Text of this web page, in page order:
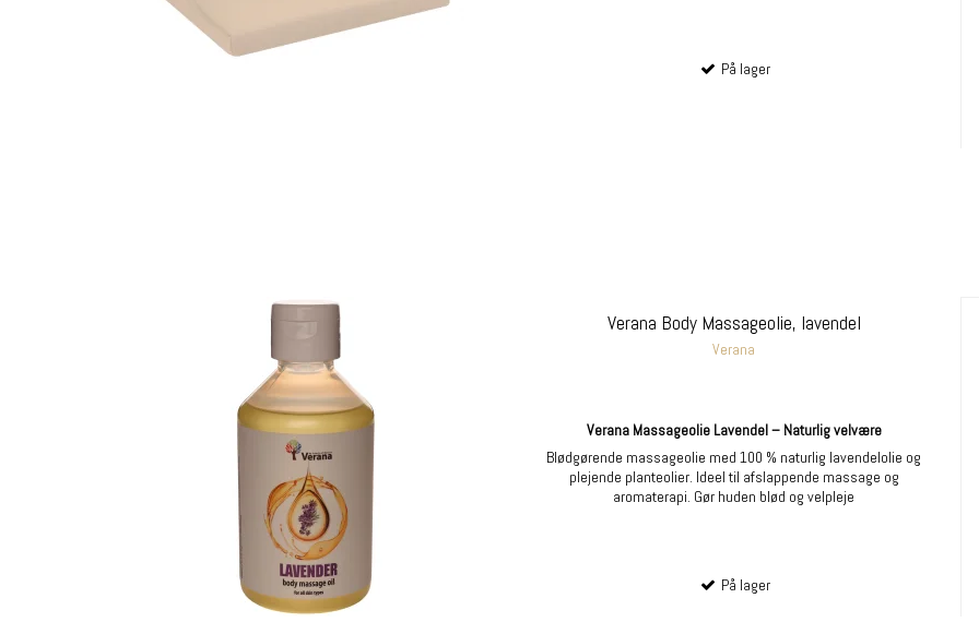
På lager
Verana Body Massageolie, lavendel
Verana
Verana Massageolie Lavendel – Naturlig velvære
Blødgørende massageolie med 100 % naturlig lavendelolie og
plejende planteolier. Ideel til afslappende massage og
aromaterapi. Gør huden blød og velpleje
På lager